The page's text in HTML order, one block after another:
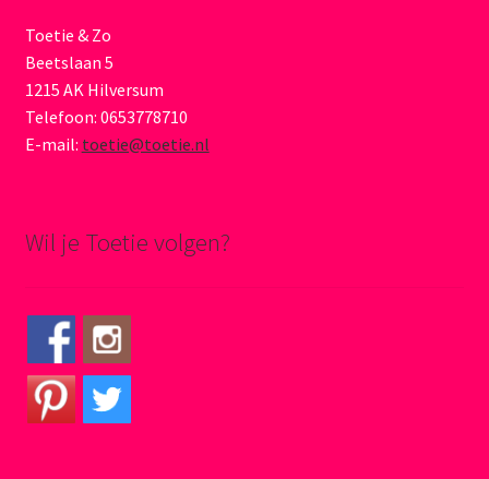
Toetie & Zo
Beetslaan 5
1215 AK Hilversum
Telefoon: 0653778710
E-mail: toetie@toetie.nl
Wil je Toetie volgen?